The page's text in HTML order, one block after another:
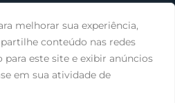
melhorar sua experiência,
conteúdo nas redes
este site e exibir anúncios
em sua atividade de
66, Porto Alegre, RS, 90030-100 |
(51) 99949-1120
de Missão entre Povos Indígenas ·